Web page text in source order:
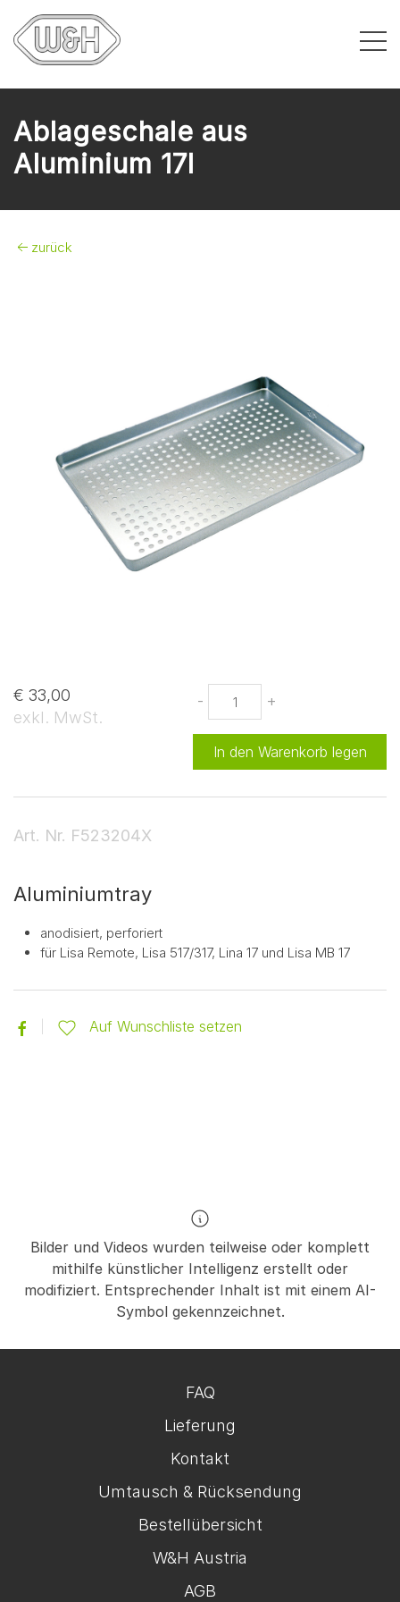
Ablageschale aus
Aluminium 17l
zurück
€ 33,00
exkl. MwSt.
- +
In den Warenkorb legen
Art. Nr. F523204X
Aluminiumtray
anodisiert, perforiert
für Lisa Remote, Lisa 517/317, Lina 17 und Lisa MB 17
Auf Wunschliste setzen
Bilder und Videos wurden teilweise oder komplett
mithilfe künstlicher Intelligenz erstellt oder
modifiziert. Entsprechender Inhalt ist mit einem AI-
Symbol gekennzeichnet.
FAQ
Lieferung
Kontakt
Umtausch & Rücksendung
Bestellübersicht
W&H Austria
AGB